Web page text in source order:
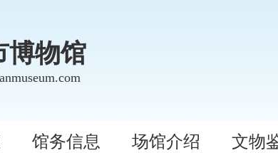
博物馆
馆务信息 场馆介绍 文物